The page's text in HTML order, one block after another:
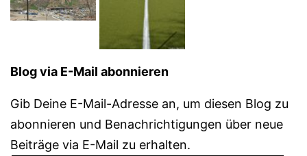
Blog via E-Mail abonnieren
Gib Deine E-Mail-Adresse an, um diesen Blog zu
abonnieren und Benachrichtigungen über neue
Beiträge via E-Mail zu erhalten.